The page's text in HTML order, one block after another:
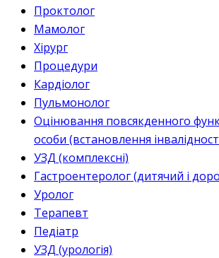
Проктолог
Мамолог
Хірург
Процедури
Кардіолог
Пульмонолог
Оцінювання повсякденного
особи (встановлення
УЗД (комплексні)
Гастроентеролог (дитячий і
Уролог
Терапевт
Педіатр
УЗД (урологія)